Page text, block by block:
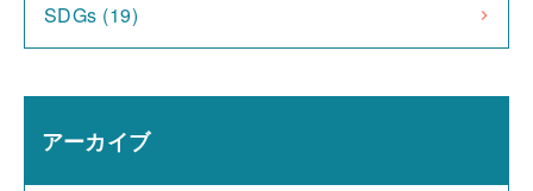
SDGs (19)
アーカイブ